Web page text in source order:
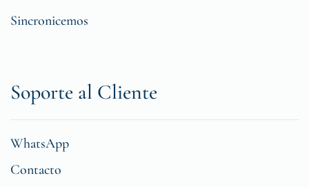
Sincronicemos
Soporte al Cliente
WhatsApp
Contacto